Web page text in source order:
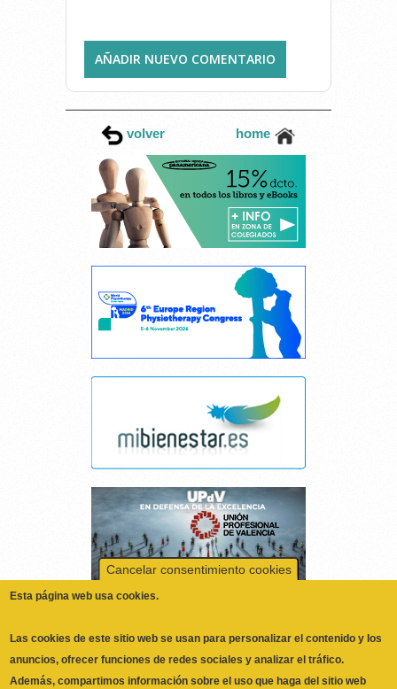
AÑADIR NUEVO COMENTARIO
volver home
Cancelar consentimiento cookies
Esta página web usa cookies.
Las cookies de este sitio web se usan para personalizar el contenido y los
anuncios, ofrecer funciones de redes sociales y analizar el tráfico.
con nuestros partners de redes sociales, publicidad y análisis web,
quienes pueden combinarla con otra información que les haya
proporcionado o que hayan recopilado a partir del uso que haya hecho de